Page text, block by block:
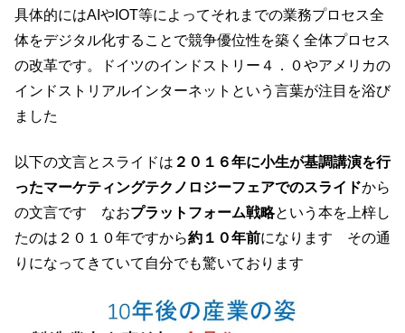
具体的にはAIやIOT等によってそれまでの業務プロセス全
体をデジタル化することで​競争優位性を築く全体プロセス
の改革です。ドイツのインドストリー４．０やアメリカの
インドストリアルインターネットという言葉が注目を浴び
ました
以下の文言とスライドは ２０１６年に小生が基調講演を行
ったマーケティングテクノロジーフェアでのスライドから
の文言です なおプラットフォーム戦略という本を上梓し
たのは２０１０年ですから約１０年前になります その通
りになってきていて自分でも驚いております